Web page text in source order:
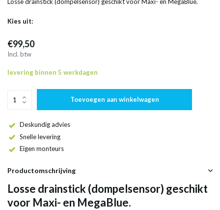
Kies uit:
€99,50
Incl. btw
levering binnen 5 werkdagen
Toevoegen aan winkelwagen
Deskundig advies
Snelle levering
Eigen monteurs
Productomschrijving
Losse drainstick (dompelsensor) geschikt
voor Maxi- en MegaBlue.